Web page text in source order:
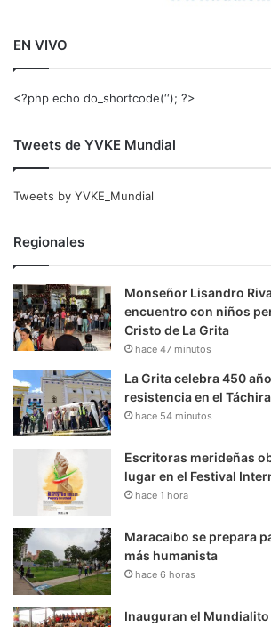
EN VIVO
<?php echo do_shortcode(‘‘); ?>
Tweets de YVKE Mundial
Tweets by YVKE_Mundial
Regionales
Monseñor Lisandro
encuentro con niños
Cristo de La Grita
hace 47 minutos
La Grita celebra 450
resistencia en el Táchira
hace 54 minutos
Escritoras merideñas
lugar en el Festival
hace 1 hora
Maracaibo se prepara
más humanista
hace 6 horas
Inauguran el